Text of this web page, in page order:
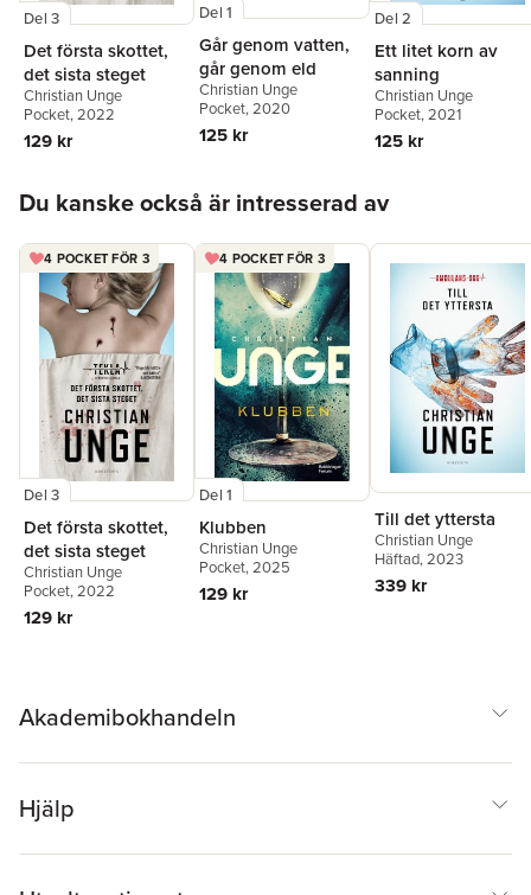
Del 3
Det första skottet,
det sista steget
Christian Unge
Pocket, 2022
129 kr
Del 1
Går genom vatten,
går genom eld
Christian Unge
Pocket, 2020
125 kr
Del 2
Ett litet korn av
sanning
Christian Unge
Pocket, 2021
125 kr
Du kanske också är intresserad av
4 POCKET FÖR 3
Del 3
Det första skottet,
det sista steget
Christian Unge
Pocket, 2022
129 kr
4 POCKET FÖR 3
Del 1
Klubben
Christian Unge
Pocket, 2025
129 kr
Till det yttersta
Christian Unge
Häftad, 2023
339 kr
Akademibokhandeln
Hjälp